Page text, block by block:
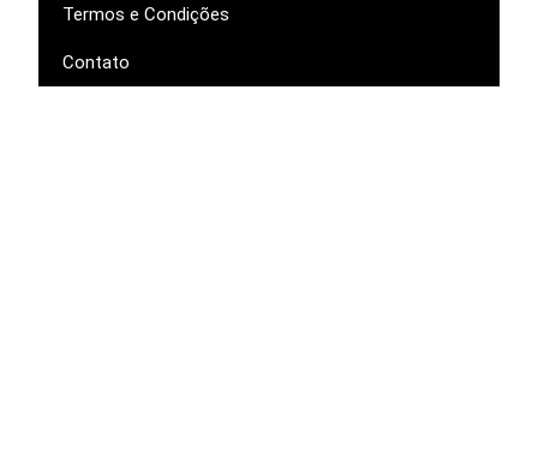
Termos e Condições
Contato